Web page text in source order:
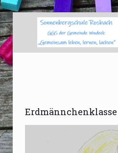
Erdmännchenklasse